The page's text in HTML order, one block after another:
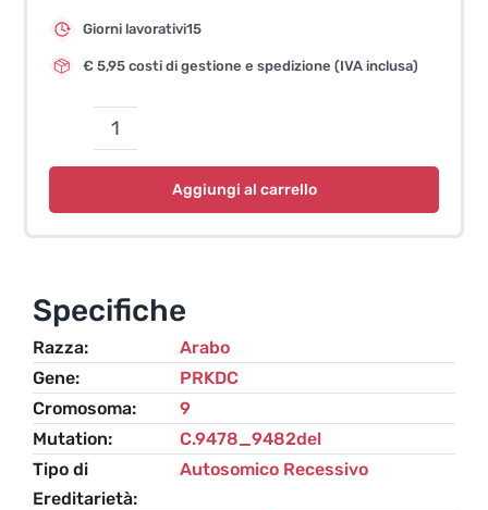
Giorni lavorativi15
€ 5,95 costi di gestione e spedizione (IVA inclusa)
Immunodeficienza
Combinata
Cavallo
quantità
Aggiungi al carrello
Specifiche
Razza
Arabo
Gene
PRKDC
Cromosoma
9
Mutation
C.9478_9482del
Tipo di
Ereditarietà
Autosomico Recessivo